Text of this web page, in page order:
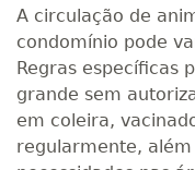
A circulação de
condomínio pode
Regras específicas
grande sem
em coleira,
regularmente,